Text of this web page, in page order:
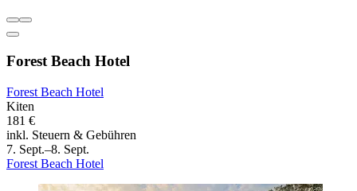
Forest Beach Hotel
Forest Beach Hotel
Kiten
181 €
inkl. Steuern & Gebühren
7. Sept.–8. Sept.
Forest Beach Hotel